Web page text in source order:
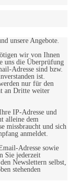
unsere Angebote.
wir von Ihnen
uns die Überprüfung
Adresse sind bzw.
ist.
nur für den
an Dritte weiter
IP-Adresse und
alleine dem
missbraucht und sich
anmeldet.
Adresse sowie
Sie jederzeit
Newslettern selbst,
stehenden